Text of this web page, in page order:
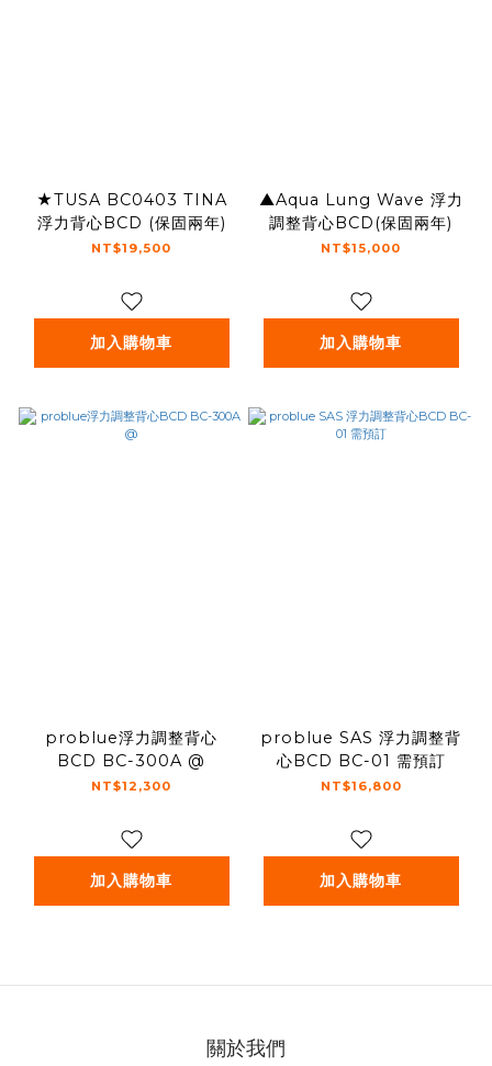
★TUSA BC0403 TINA
浮力背心BCD (保固兩年)
NT$19,500
加入購物車
▲Aqua Lung Wave 浮力
調整背心BCD(保固兩年)
NT$15,000
加入購物車
problue浮力調整背心
BCD BC-300A @
NT$12,300
加入購物車
problue SAS 浮力調整背
心BCD BC-01 需預訂
NT$16,800
加入購物車
關於我們